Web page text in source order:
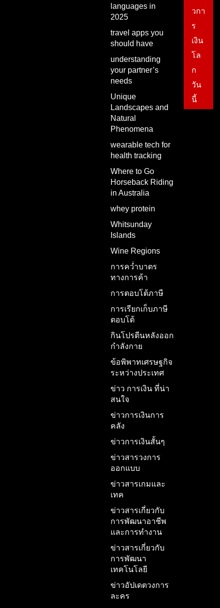
languages in
2025
travel apps you
should have
understanding
your partner’s
needs
Unique
Landscapes and
Natural
Phenomena
wearable tech for
health tracking
Where to Go
Horseback Riding
in Australia
whey protein
Whitsunday
Islands
Wine Regions
การคว่ำบาตร
ทางการค้า
การตอบโต้ภาษี
การเรียกเก็บภาษี
ตอบโต้
กินโปรตีนหลังออก
กำลังกาย
ข้อพิพาทเศรษฐกิจ
ระหว่างประเทศ
ข่าว การเงิน ที่น่า
สนใจ
ข่าวการเงินการ
คลัง
ข่าวการเงินสั้นๆ
ข่าวสารวงการ
ออกแบบ
ข่าวสารเกมและ
เทค
ข่าวสารเกี่ยวกับ
การพัฒนาอาชีพ
และการทำงาน
ข่าวสารเกี่ยวกับ
การพัฒนา
เทคโนโลยี
ข่าวอัปเดตวงการ
ละคร
วกา
ร
เงิน
โล
ก
วัน
นี้